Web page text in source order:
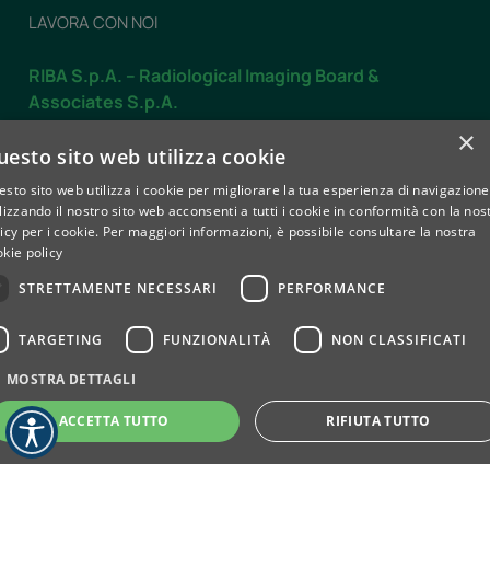
LAVORA CON NOI
RIBA S.p.A. – Radiological Imaging Board &
Associates S.p.A.
dalle 7.30 alle 19.30
SABATO
dalle 8.00 alle 12.30
Contatti
Privacy e Cookie policy Whistleblowing
© 2025 RIBA SPA — Società a Socio Unico | Capitale Sociale
Euro 690.000,00 I.V. P.IVA 05795860013 – C.F. 02015500040
– R.E.A. TO737142
ribaspa@messaggipec.it
×
sito web utilizza cookie
sito web utilizza i cookie per migliorare la tua esperienza di
il nostro sito web acconsenti a tutti i cookie in conformità con la
per i cookie. Per maggiori informazioni, è possibile consultare la nostra
policy
STRETTAMENTE NECESSARI
PERFORMANCE
TARGETING FUNZIONALITÀ NON CLASSIFICATI
MOSTRA DETTAGLI
ACCETTA TUTTO RIFIUTA TUTTO